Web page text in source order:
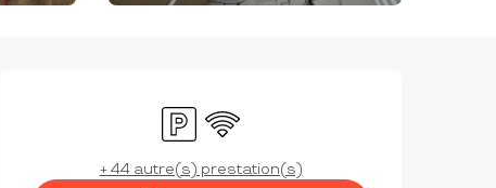
OUVERTURE ET
ParkingWiFi
+ 44 autre(s) prestation(s)